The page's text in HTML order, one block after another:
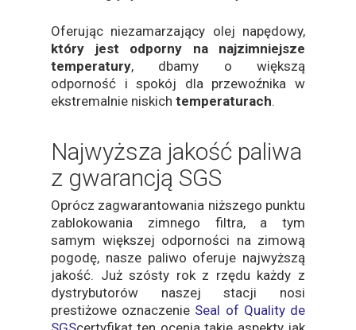
Oferując niezamarzający olej napędowy,
który jest odporny na najzimniejsze
temperatury, dbamy o większą
odporność i spokój dla przewoźnika w
ekstremalnie niskich temperaturach.
Najwyższa jakość paliwa
z gwarancją SGS
Oprócz zagwarantowania niższego punktu
zablokowania zimnego filtra, a tym
samym większej odporności na zimową
pogodę, nasze paliwo oferuje najwyższą
jakość. Już szósty rok z rzędu każdy z
dystrybutorów naszej stacji nosi
prestiżowe oznaczenie Seal of Quality de